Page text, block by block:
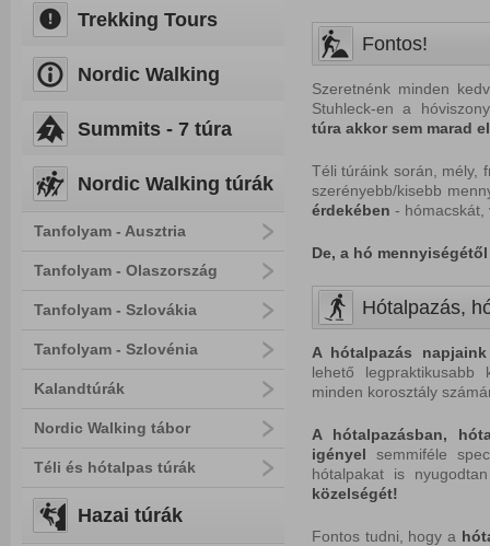
Trekking Tours
Nordic Walking
Summits - 7 túra
Nordic Walking túrák
Tanfolyam - Ausztria
Tanfolyam - Olaszország
Tanfolyam - Szlovákia
Tanfolyam - Szlovénia
Kalandtúrák
Nordic Walking tábor
Téli és hótalpas túrák
Hazai túrák
Fontos!
Szeretnénk minden
Stuhleck-en a
túra akkor sem marad
Téli túráink során, mély,
szerényebb/kisebb
érdekében - hómacskát,
De, a hó
Hótalpazás,
A hótalpazás
lehető legpraktikusabb
minden korosztály
A hótalpazásban,
igényel semmiféle
hótalpakat is
közelségét!
Fontos tudni, hogy a